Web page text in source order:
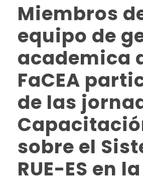
Miembros
equipo de
academica
FaCEA
de las
sobre el
RUE-ES en